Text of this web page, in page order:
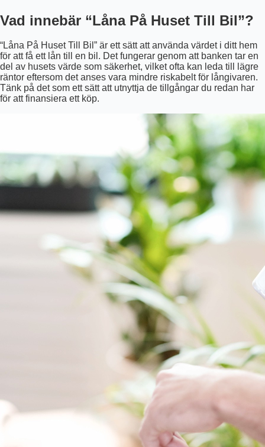
Vad innebär “Låna På Huset Till Bil”?
“Låna På Huset Till Bil” är ett sätt att använda värdet i ditt hem
för att få ett lån till en bil. Det fungerar genom att banken tar en
del av husets värde som säkerhet, vilket ofta kan leda till lägre
räntor eftersom det anses vara mindre riskabelt för långivaren.
Tänk på det som ett sätt att utnyttja de tillgångar du redan har
för att finansiera ett köp.